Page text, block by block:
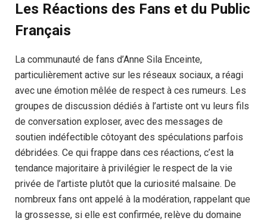
Les Réactions des Fans et du Public
Français
La communauté de fans d’Anne Sila Enceinte,
particulièrement active sur les réseaux sociaux, a réagi
avec une émotion mêlée de respect à ces rumeurs. Les
groupes de discussion dédiés à l’artiste ont vu leurs fils
de conversation exploser, avec des messages de
soutien indéfectible côtoyant des spéculations parfois
débridées. Ce qui frappe dans ces réactions, c’est la
tendance majoritaire à privilégier le respect de la vie
privée de l’artiste plutôt que la curiosité malsaine. De
nombreux fans ont appelé à la modération, rappelant que
la grossesse, si elle est confirmée, relève du domaine